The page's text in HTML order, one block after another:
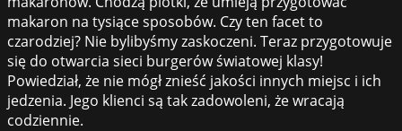
makaron na tysiące sposobów. Czy ten facet to
czarodziej? Nie bylibyśmy zaskoczeni. Teraz przygotowuje
się do otwarcia sieci burgerów światowej klasy!
Powiedział, że nie mógł znieść jakości innych miejsc i ich
jedzenia. Jego klienci są tak zadowoleni, że wracają
codziennie.